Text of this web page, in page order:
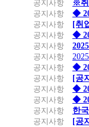
공지사항
※취
공지사항
◆
공지사항
[취
공지사항
◆
공지사항
공지사항
공지사항
◆
공지사항
[공
공지사항
◆
공지사항
◆
공지사항
한
공지사항
[공